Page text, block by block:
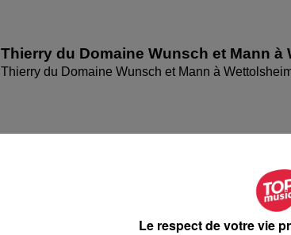
Thierry du Domaine Wunsch et Mann à
Thierry du Domaine Wunsch et Mann à
Le respect de votre vie